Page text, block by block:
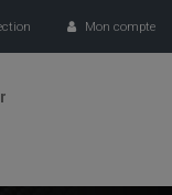
Mon compte